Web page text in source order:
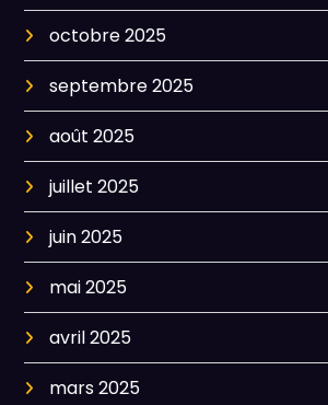
octobre 2025
septembre 2025
août 2025
juillet 2025
juin 2025
mai 2025
avril 2025
mars 2025